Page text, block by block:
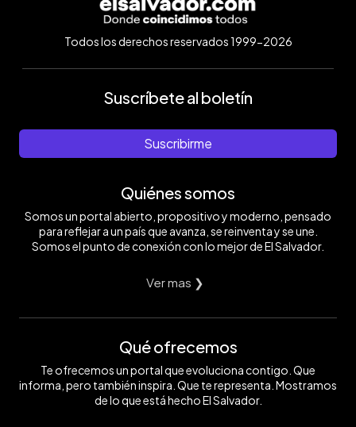
Todos los derechos reservados 1999-2026
Suscríbete al boletín
Suscribirme
Quiénes somos
Somos un portal abierto, propositivo y moderno, pensado
para reflejar a un país que avanza, se reinventa y se une.
Somos el punto de conexión con lo mejor de El Salvador.
Ver mas ❯
Qué ofrecemos
Te ofrecemos un portal que evoluciona contigo. Que
informa, pero también inspira. Que te representa. Mostramos
de lo que está hecho El Salvador.